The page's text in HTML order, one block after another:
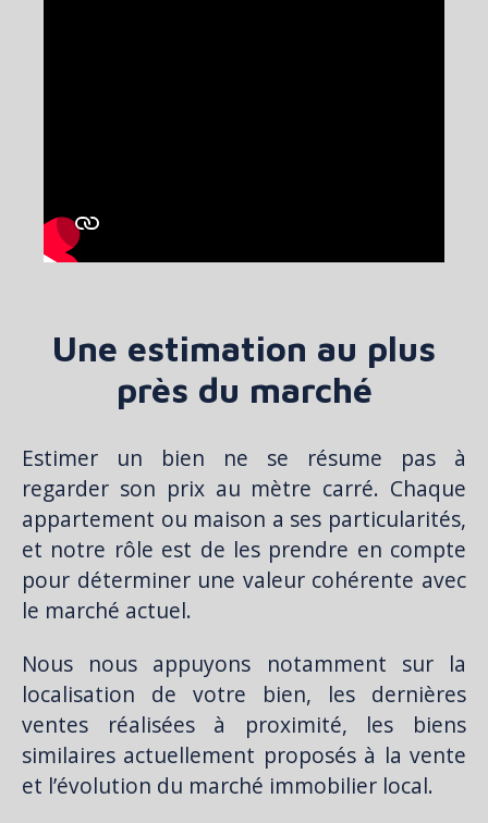
Une estimation au plus
près du marché
Estimer un bien ne se résume pas à
regarder son prix au mètre carré. Chaque
appartement ou maison a ses particularités,
et notre rôle est de les prendre en compte
pour déterminer une valeur cohérente avec
le marché actuel.
Nous nous appuyons notamment sur la
localisation de votre bien, les dernières
ventes réalisées à proximité, les biens
similaires actuellement proposés à la vente
et l’évolution du marché immobilier local.